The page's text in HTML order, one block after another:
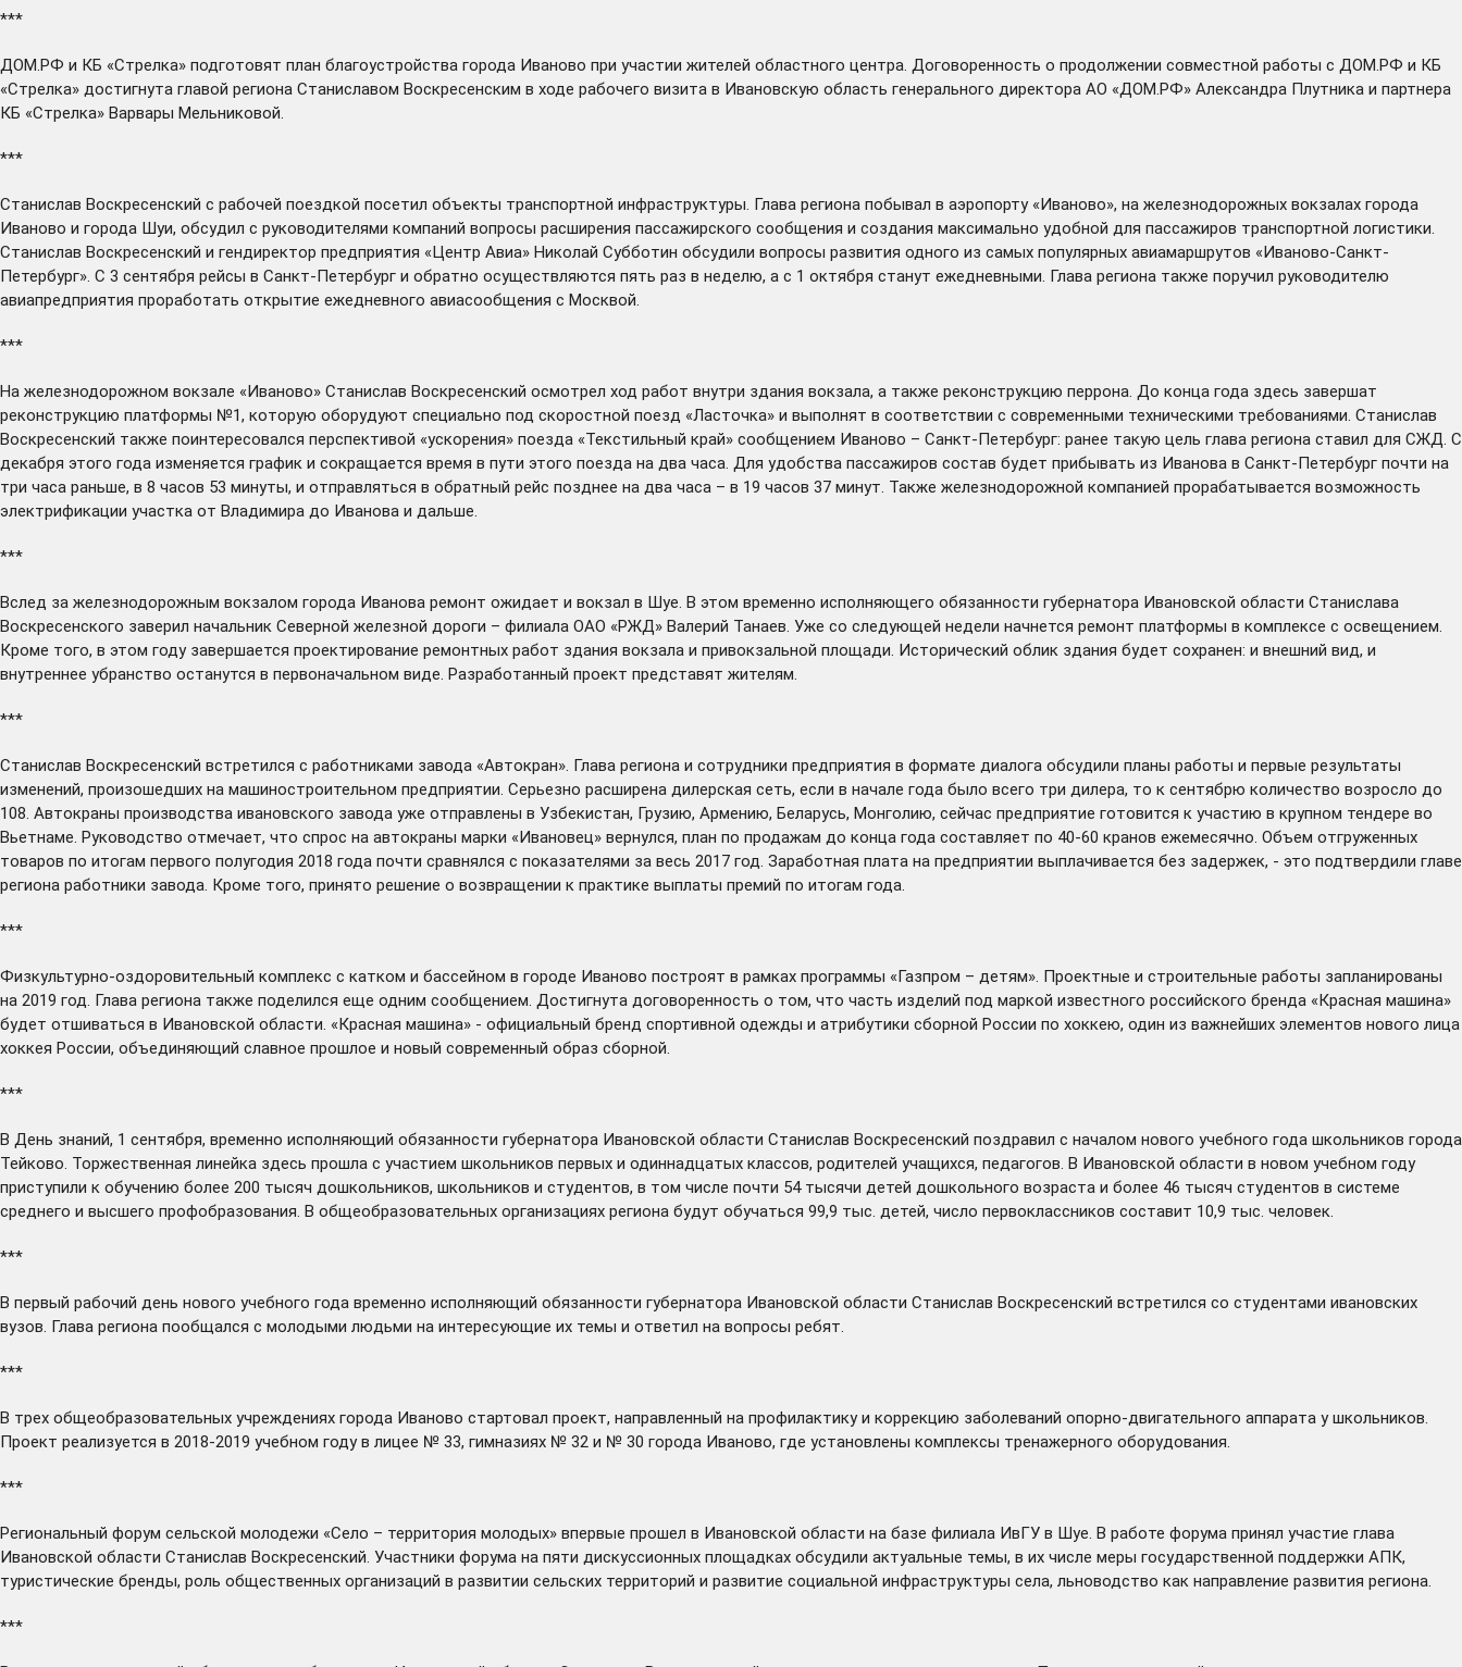
***
ДОМ.РФ и КБ «Стрелка» подготовят план благоустройства города Иваново при участии жителей областного центра. Договоренность о продолжении совместной работы с ДОМ.РФ и КБ
«Стрелка» достигнута главой региона Станиславом Воскресенским в ходе рабочего визита в Ивановскую область генерального директора АО «ДОМ.РФ» Александра Плутника и партнера
КБ «Стрелка» Варвары Мельниковой.
***
Станислав Воскресенский с рабочей поездкой посетил объекты транспортной инфраструктуры. Глава региона побывал в аэропорту «Иваново», на железнодорожных вокзалах города
Иваново и города Шуи, обсудил с руководителями компаний вопросы расширения пассажирского сообщения и создания максимально удобной для пассажиров транспортной логистики.
Станислав Воскресенский и гендиректор предприятия «Центр Авиа» Николай Субботин обсудили вопросы развития одного из самых популярных авиамаршрутов «Иваново-Санкт-
Петербург». С 3 сентября рейсы в Санкт-Петербург и обратно осуществляются пять раз в неделю, а с 1 октября станут ежедневными. Глава региона также поручил руководителю
авиапредприятия проработать открытие ежедневного авиасообщения с Москвой.
***
На железнодорожном вокзале «Иваново» Станислав Воскресенский осмотрел ход работ внутри здания вокзала, а также реконструкцию перрона. До конца года здесь завершат
реконструкцию платформы №1, которую оборудуют специально под скоростной поезд «Ласточка» и выполнят в соответствии с современными техническими требованиями. Станислав
Воскресенский также поинтересовался перспективой «ускорения» поезда «Текстильный край» сообщением Иваново – Санкт-Петербург: ранее такую цель глава региона ставил для СЖД. С
декабря этого года изменяется график и сокращается время в пути этого поезда на два часа. Для удобства пассажиров состав будет прибывать из Иванова в Санкт-Петербург почти на
три часа раньше, в 8 часов 53 минуты, и отправляться в обратный рейс позднее на два часа – в 19 часов 37 минут. Также железнодорожной компанией прорабатывается возможность
электрификации участка от Владимира до Иванова и дальше.
***
Вслед за железнодорожным вокзалом города Иванова ремонт ожидает и вокзал в Шуе. В этом временно исполняющего обязанности губернатора Ивановской области Станислава
Воскресенского заверил начальник Северной железной дороги – филиала ОАО «РЖД» Валерий Танаев. Уже со следующей недели начнется ремонт платформы в комплексе с освещением.
Кроме того, в этом году завершается проектирование ремонтных работ здания вокзала и привокзальной площади. Исторический облик здания будет сохранен: и внешний вид, и
внутреннее убранство останутся в первоначальном виде. Разработанный проект представят жителям.
***
Станислав Воскресенский встретился с работниками завода «Автокран». Глава региона и сотрудники предприятия в формате диалога обсудили планы работы и первые результаты
изменений, произошедших на машиностроительном предприятии. Серьезно расширена дилерская сеть, если в начале года было всего три дилера, то к сентябрю количество возросло до
108. Автокраны производства ивановского завода уже отправлены в Узбекистан, Грузию, Армению, Беларусь, Монголию, сейчас предприятие готовится к участию в крупном тендере во
Вьетнаме. Руководство отмечает, что спрос на автокраны марки «Ивановец» вернулся, план по продажам до конца года составляет по 40-60 кранов ежемесячно. Объем отгруженных
товаров по итогам первого полугодия 2018 года почти сравнялся с показателями за весь 2017 год. Заработная плата на предприятии выплачивается без задержек, - это подтвердили главе
региона работники завода. Кроме того, принято решение о возвращении к практике выплаты премий по итогам года.
***
Физкультурно-оздоровительный комплекс с катком и бассейном в городе Иваново построят в рамках программы «Газпром – детям». Проектные и строительные работы запланированы
на 2019 год. Глава региона также поделился еще одним сообщением. Достигнута договоренность о том, что часть изделий под маркой известного российского бренда «Красная машина»
будет отшиваться в Ивановской области. «Красная машина» - официальный бренд спортивной одежды и атрибутики сборной России по хоккею, один из важнейших элементов нового лица
хоккея России, объединяющий славное прошлое и новый современный образ сборной.
***
В День знаний, 1 сентября, временно исполняющий обязанности губернатора Ивановской области Станислав Воскресенский поздравил с началом нового учебного года школьников города
Тейково. Торжественная линейка здесь прошла с участием школьников первых и одиннадцатых классов, родителей учащихся, педагогов. В Ивановской области в новом учебном году
приступили к обучению более 200 тысяч дошкольников, школьников и студентов, в том числе почти 54 тысячи детей дошкольного возраста и более 46 тысяч студентов в системе
среднего и высшего профобразования. В общеобразовательных организациях региона будут обучаться 99,9 тыс. детей, число первоклассников составит 10,9 тыс. человек.
***
В первый рабочий день нового учебного года временно исполняющий обязанности губернатора Ивановской области Станислав Воскресенский встретился со студентами ивановских
вузов. Глава региона пообщался с молодыми людьми на интересующие их темы и ответил на вопросы ребят.
***
В трех общеобразовательных учреждениях города Иваново стартовал проект, направленный на профилактику и коррекцию заболеваний опорно-двигательного аппарата у школьников.
Проект реализуется в 2018-2019 учебном году в лицее № 33, гимназиях № 32 и № 30 города Иваново, где установлены комплексы тренажерного оборудования.
***
Региональный форум сельской молодежи «Село – территория молодых» впервые прошел в Ивановской области на базе филиала ИвГУ в Шуе. В работе форума принял участие глава
Ивановской области Станислав Воскресенский. Участники форума на пяти дискуссионных площадках обсудили актуальные темы, в их числе меры государственной поддержки АПК,
туристические бренды, роль общественных организаций в развитии сельских территорий и развитие социальной инфраструктуры села, льноводство как направление развития региона.
***